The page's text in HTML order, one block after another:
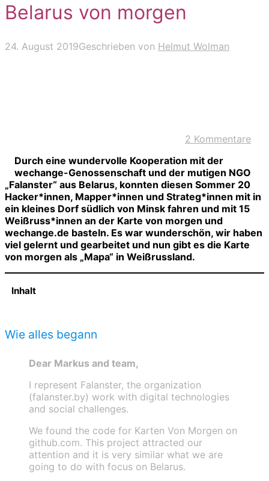
Belarus von morgen
24. August 2019Geschrieben von Helmut Wolman
2 Kommentare
Durch eine wundervolle Kooperation mit der
wechange-Genossenschaft und der mutigen NGO
„Falanster“ aus Belarus, konnten diesen Sommer 20
Hacker*innen, Mapper*innen und Strateg*innen mit in
ein kleines Dorf südlich von Minsk fahren und mit 15
Weißruss*innen an der Karte von morgen und
wechange.de basteln. Es war wunderschön, wir haben
viel gelernt und gearbeitet und nun gibt es die Karte
von morgen als „Mapa“ in Weißrussland.
Inhalt
Wie alles begann
Dear Markus and team,
I represent Falanster, the organization
(falanster.by) work with digital technologies
and social challenges.
We found the code for Karten Von Morgen on
github.com. This project attracted our
attention and it is very similar what we are
going to do with focus on Belarus.